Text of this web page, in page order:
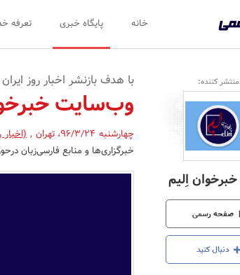
رسمی
-
اخبار
تایید
شده
شرکت‌ها،
سازمان‌ها
و
روابط
عمومی‌ها
خانه پایگاه خبری تعرفه
منتشر کننده:
خبرخوان اِلیم
صفحه رسمی
دنبال کنید
با هدف بازنشر اخبار روز
وب‌سایت
چهارشنبه 96/3/24 ،تهران ,
خبرگزاری‌ها و منابع فارسی‌زبان